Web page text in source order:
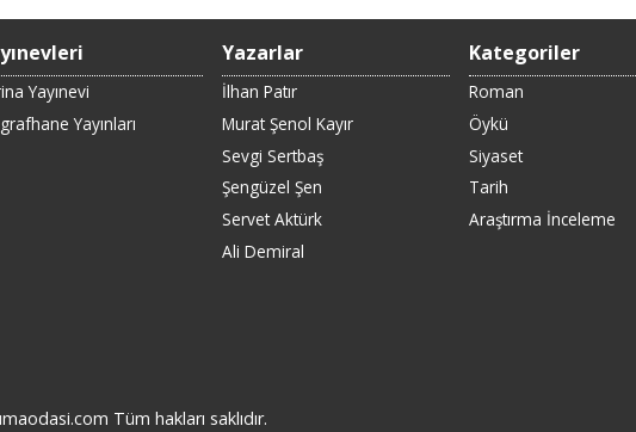
Yayınevi
Yayınları
Yazarlar
İlhan Patır
Murat Şenol Kayır
Sevgi Sertbaş
Şengüzel Şen
Servet Aktürk
Ali Demiral
Kategoriler
Roman
Öykü
Siyaset
Tarih
Araştırma İnceleme
Tüm hakları saklıdır.